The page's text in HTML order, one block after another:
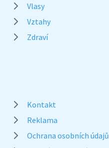
Vlasy
Vztahy
Zdraví
Kontakt
Reklama
Ochrana osobních údajů